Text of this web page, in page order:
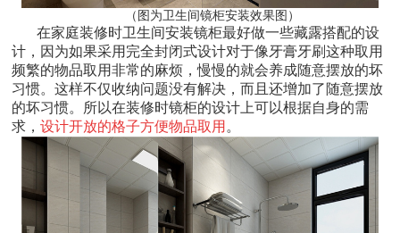
（图为卫生间镜柜安装效果图）
在家庭装修时卫生间安装镜柜最好做一些藏露搭配的设
计，因为如果采用完全封闭式设计对于像牙膏牙刷这种取用
频繁的物品取用非常的麻烦，慢慢的就会养成随意摆放的坏
习惯。这样不仅收纳问题没有解决，而且还增加了随意摆放
的坏习惯。所以在装修时镜柜的设计上可以根据自身的需
求，设计开放的格子方便物品取用 。